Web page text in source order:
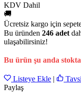
KDV Dahil
🚚
Ücretsiz kargo için
Bu üründen 246 adet
ulaşabilirsiniz!
Bu ürün şu anda
Listeye Ekle |
Paylaş